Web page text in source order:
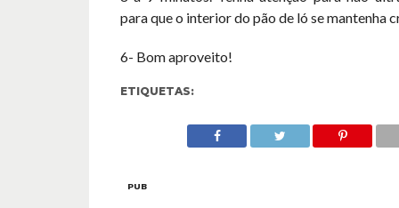
para que o interior do pão de ló se mantenha
6- Bom aproveito!
ETIQUETAS:
PUB